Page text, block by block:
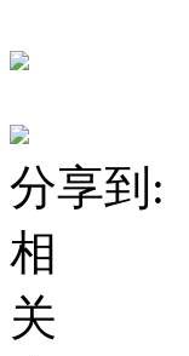
分享到:
相
关